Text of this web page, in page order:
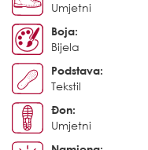
Umjetni
Boja:
Bijela
Podstava:
Tekstil
Đon:
Umjetni